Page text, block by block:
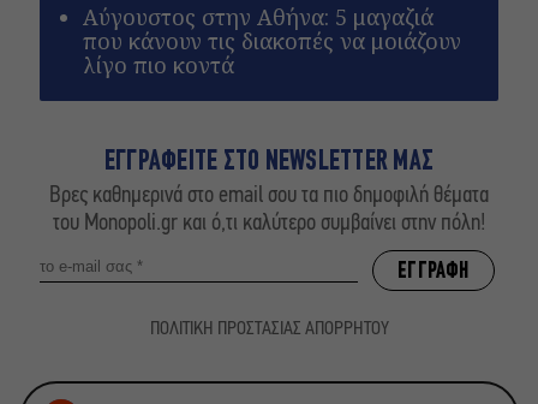
Αύγουστος στην Αθήνα: 5 μαγαζιά
που κάνουν τις διακοπές να μοιάζουν
λίγο πιο κοντά
ΕΓΓΡΑΦΕΙΤΕ ΣΤΟ NEWSLETTER ΜΑΣ
Βρες καθημερινά στο email σου τα πιο δημοφιλή θέματα
του Monopoli.gr και ό,τι καλύτερο συμβαίνει στην πόλη!
ΠΟΛΙΤΙΚΗ ΠΡΟΣΤΑΣΙΑΣ ΑΠΟΡΡΗΤΟΥ